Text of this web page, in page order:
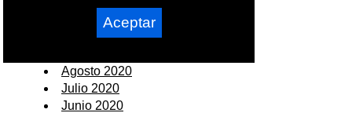
Noviembre 2020
Octubre 2020
Agosto 2020
Julio 2020
Junio 2020
Aceptar